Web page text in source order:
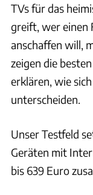
TVs für das
greift, wer einen
anschaffen will,
zeigen die
erklären, wie
unterscheiden.
Unser Testfeld
Geräten mit
bis 639 Euro